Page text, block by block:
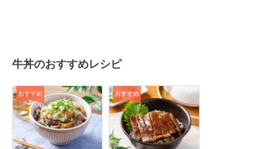
牛丼のおすすめレシピ
おすすめ おすすめ